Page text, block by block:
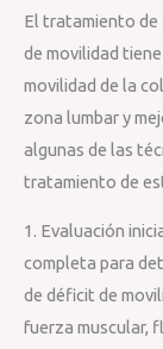
El tratamiento
de movilidad
movilidad de la
zona lumbar y
algunas de las
tratamiento de
1. Evaluación
completa para
de déficit de
fuerza muscular,